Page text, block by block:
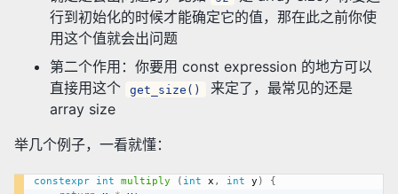
行到初始化的时候才能确定它的值，那在此之前你使
用这个值就会出问题
第二个作用：你要用 const expression 的地方可以
直接用这个
get_size()
来定了，最常见的还是
array size
举几个例子，一看就懂：
constexpr int multiply ( int x , int y )
{